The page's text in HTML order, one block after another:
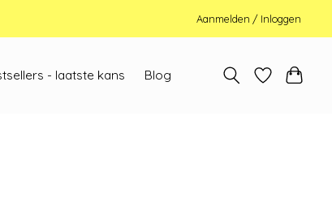
Aanmelden / Inloggen
- laatste kans Blog